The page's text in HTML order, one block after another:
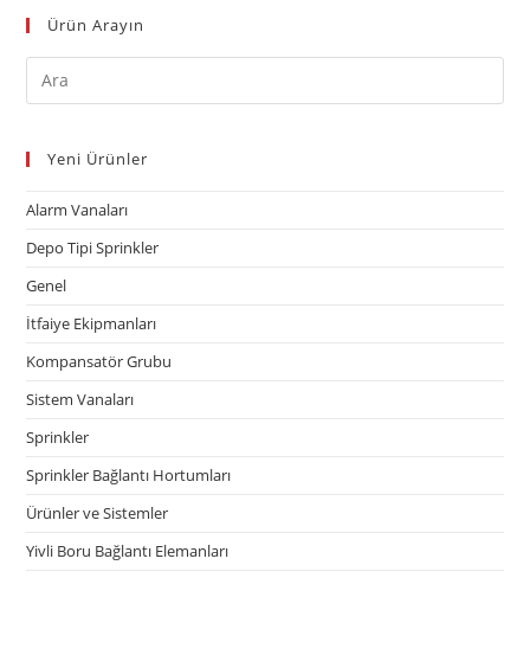
Ürün Arayın
Yeni Ürünler
Alarm Vanaları
Depo Tipi Sprinkler
Genel
İtfaiye Ekipmanları
Kompansatör Grubu
Sistem Vanaları
Sprinkler
Sprinkler Bağlantı Hortumları
Ürünler ve Sistemler
Yivli Boru Bağlantı Elemanları